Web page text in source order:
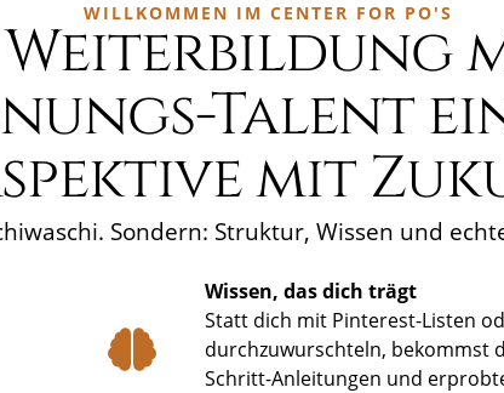
WILLKOMMEN IM CENTER FOR PO'S
Talent
mit
Sondern: Struktur, Wissen und
Wissen, das dich trägt
Statt dich mit Pinterest-Listen
durchzuwurschteln, bekommst
Schritt-Anleitungen und